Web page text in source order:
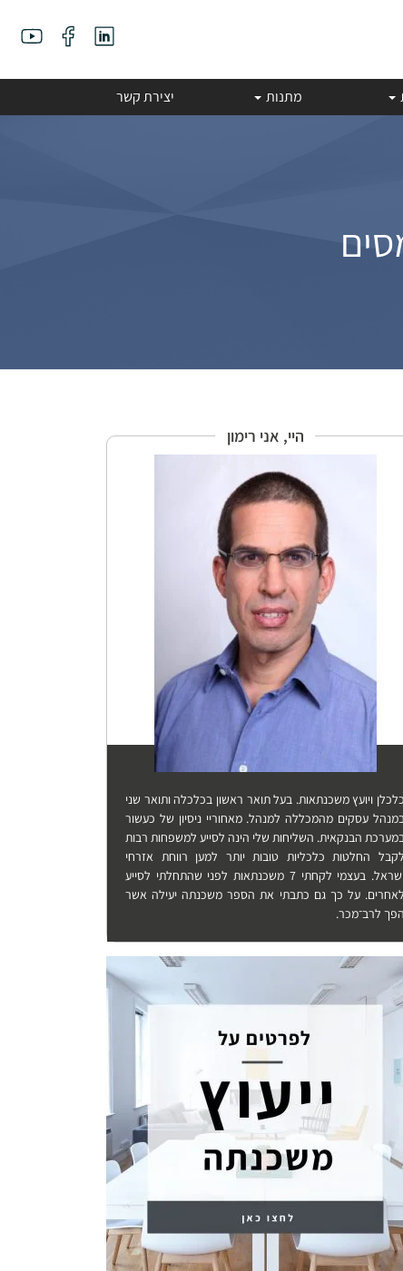
מתנות יצירת קשר
היי, אני רימון
כלכלן ויועץ משכנתאות. בעל תואר ראשון בכלכלה ותואר שני
עסקים מהמכללה למנהל. מאחוריי ניסיון של כעשור
הבנקאית. השליחות שלי הינה לסייע למשפחות רבות
לקבל החלטות כלכליות טובות יותר למען רווחת אזרחי
ישראל. בעצמי לקחתי 7 משכנתאות לפני שהתחלתי לסייע
לאחרים. על כך גם כתבתי את הספר משכנתה יעילה אשר
הפך לרב־מכר.